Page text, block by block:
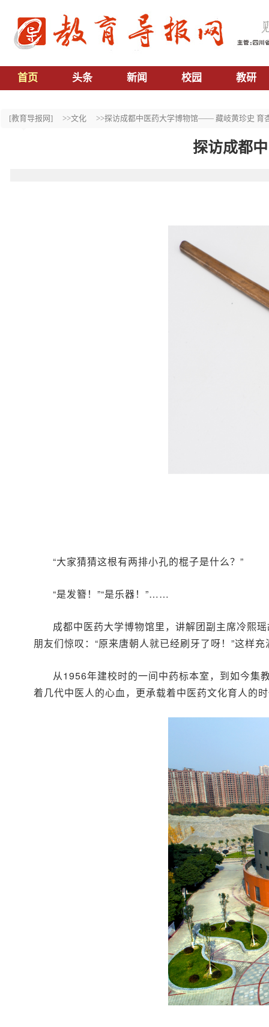
首页 头条 新闻 校园 教研
[教育导报网] >>文化 >>探访成都中医药大学博物馆—— 藏岐黄珍史 育
探访成都
“大家猜猜这根有两排小孔的棍子是什么？”
“是发簪！”“是乐器！”……
成都中医药大学博物馆里，讲解团副主席冷熙
朋友们惊叹：“原来唐朝人就已经刷牙了呀！”这样
从1956年建校时的一间中药标本室，到如今集
着几代中医人的心血，更承载着中医药文化育人的